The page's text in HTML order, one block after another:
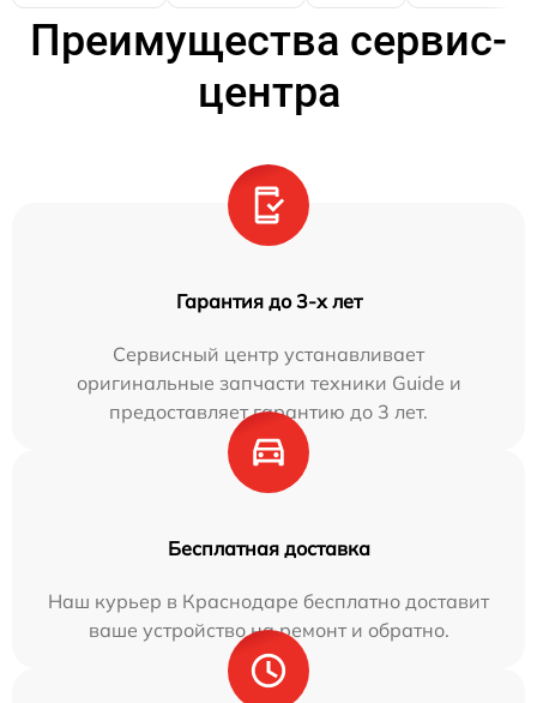
Преимущества сервис-
центра
Гарантия до 3-х лет
Сервисный центр устанавливает
оригинальные запчасти техники Guide и
предоставляет гарантию до 3 лет.
Бесплатная доставка
Наш курьер в Краснодаре бесплатно доставит
ваше устройство на ремонт и обратно.